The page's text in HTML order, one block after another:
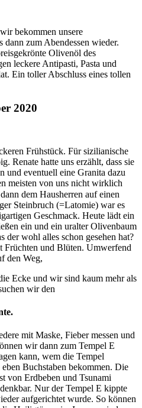
bekommen unsere
zum Abendessen wieder.
Olivenöl des
leckere Antipasti, Pasta und
Ein toller Abschluss eines tollen
2020
Frühstück. Für sizilianische
Renate hatte uns erzählt, dass sie
und eventuell eine Granita dazu
meisten von uns nicht wirklich
dem Hausherren auf einen
Steinbruch (=Latomie) war es
Geschmack. Heute lädt ein
ein und ein uralter Olivenbaum
der wohl alles schon gesehen hat?
Früchten und Blüten. Umwerfend
den Weg,
Ecke und wir sind kaum mehr als
wir den
mit Maske, Fieber messen und
wir dann zum Tempel E
kann, wem die Tempel
Buchstaben bekommen. Die
von Erdbeben und Tsunami
Nur der Tempel E kippte
aufgerichtet wurde. So können